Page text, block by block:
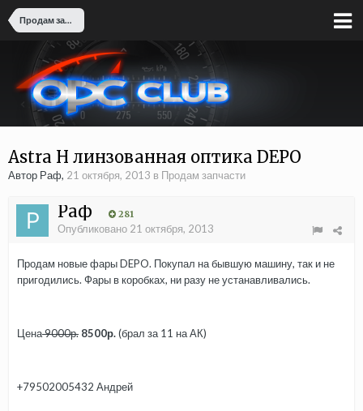
Продам запчасти
Astra H линзованная оптика DEPO
Автор Раф, 21 октября, 2013 в Продам запчасти
Раф 281
Опубликовано 21 октября, 2013
Продам новые фары DEPO. Покупал на бывшую машину, так и не
пригодились. Фары в коробках, ни разу не устанавливались.
Цена9000р. 8500р.(брал за 11 на АК)
+79502005432 Андрей